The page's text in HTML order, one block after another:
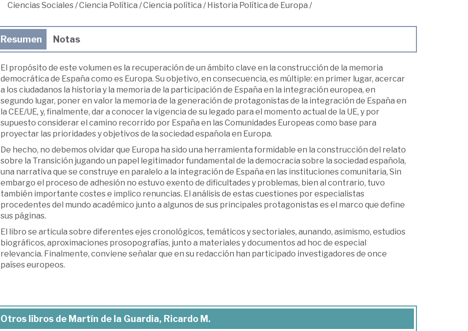
Ciencias Sociales/Ciencia Política /Ciencia política /Historia Política de Europa /
Resumen Notas
El propósito de este volumen es la recuperación de un ámbito clave en la construcción de la memoria
democrática de España como es Europa. Su objetivo, en consecuencia, es múltiple: en primer lugar, acercar
a los ciudadanos la historia y la memoria de la participación de España en la integración europea, en
segundo lugar, poner en valor la memoria de la generación de protagonistas de la integración de España en
la CEE/UE, y, finalmente, dar a conocer la vigencia de su legado para el momento actual de la UE, y por
supuesto considerar el camino recorrido por España en las Comunidades Europeas como base para
proyectar las prioridades y objetivos de la sociedad española en Europa.
De hecho, no debemos olvidar que Europa ha sido una herramienta formidable en la construcción del relato
sobre la Transición jugando un papel legitimador fundamental de la democracia sobre la sociedad española,
una narrativa que se construye en paralelo a la integración de España en las instituciones comunitaria, Sin
embargo el proceso de adhesión no estuvo exento de dificultades y problemas, bien al contrario, tuvo
también importante costes e implico renuncias. El análisis de estas cuestiones por especialistas
procedentes del mundo académico junto a algunos de sus principales protagonistas es el marco que define
sus páginas.
El libro se articula sobre diferentes ejes cronológicos, temáticos y sectoriales, aunando, asimismo, estudios
biográficos, aproximaciones prosopografías, junto a materiales y documentos ad hoc de especial
relevancia. Finalmente, conviene señalar que en su redacción han participado investigadores de once
países europeos.
Otros libros de Martín de la Guardia, Ricardo M.